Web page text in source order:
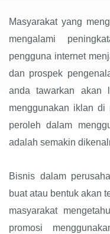
Masyarakat yang
mengalami
pengguna internet
dan prospek
anda tawarkan akan
menggunakan iklan di
peroleh dalam
adalah semakin
Bisnis dalam
buat atau bentuk akan
masyarakat
promosi